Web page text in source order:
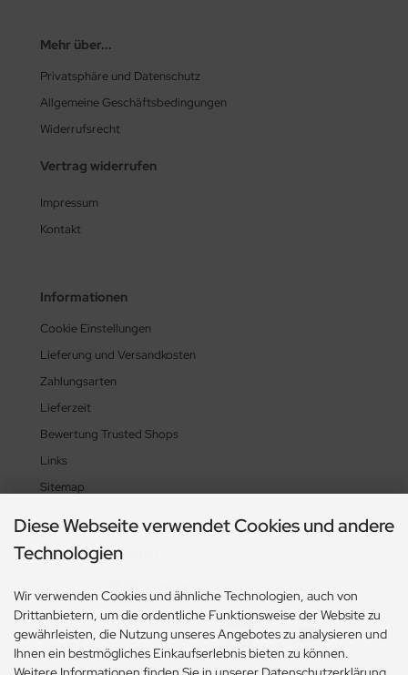
Mehr über...
Privatsphäre und Datenschutz
Allgemeine Geschäftsbedingungen
Widerrufsrecht
Vertrag widerrufen
Impressum
Kontakt
Informationen
Cookie Einstellungen
Lieferung und Versandkosten
Zahlungsarten
Lieferzeit
Bewertung Trusted Shops
Links
Sitemap
Zahlungsmethoden
Diese Webseite verwendet Cookies und andere
Technologien
Wir verwenden Cookies und ähnliche Technologien, auch von
Drittanbietern, um die ordentliche Funktionsweise der Website zu
gewährleisten, die Nutzung unseres Angebotes zu analysieren und
Ihnen ein bestmögliches Einkaufserlebnis bieten zu können.